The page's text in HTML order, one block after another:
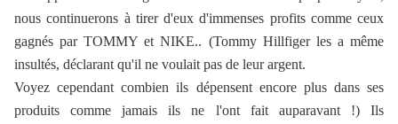
nous continuerons à tirer d'eux d'immenses profits comme ceux
gagnés par TOMMY et NIKE.. (Tommy Hillfiger les a même
insultés, déclarant qu'il ne voulait pas de leur argent.
Voyez cependant combien ils dépensent encore plus dans ses
produits comme jamais ils ne l'ont fait auparavant !) Ils